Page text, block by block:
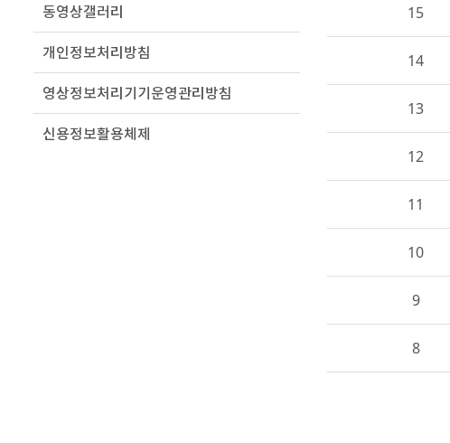
동영상갤러리
개인정보처리방침
영상정보처리기기운영관리방침
신용정보활용체제
15
14
13
12
11
10
9
8